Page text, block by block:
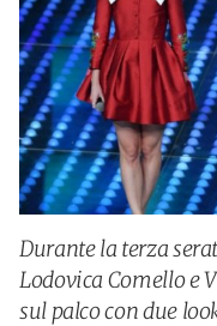
Durante la terza
Lodovica Comello e
sul palco con due